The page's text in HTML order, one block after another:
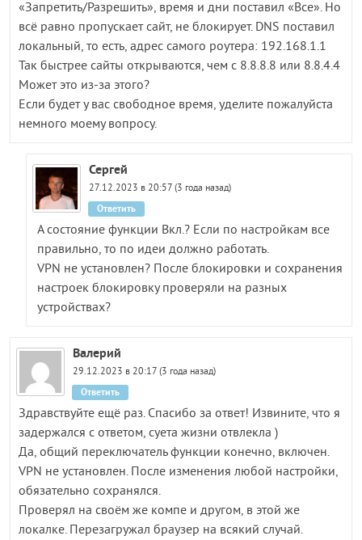
«Запретить/Разрешить», время и дни поставил «Все». Но
всё равно пропускает сайт, не блокирует. DNS поставил
локальный, то есть, адрес самого роутера: 192.168.1.1
Так быстрее сайты открываются, чем с 8.8.8.8 или 8.8.4.4
Может это из-за этого?
Если будет у вас свободное время, уделите пожалуйста
немного моему вопросу.
Сергей
27.12.2023 в 20:57 (3 года назад)
А состояние функции Вкл.? Если по настройкам все
правильно, то по идеи должно работать.
VPN не установлен? После блокировки и сохранения
настроек блокировку проверяли на разных
устройствах?
Ответить
Валерий
29.12.2023 в 20:17 (3 года назад)
Здравствуйте ещё раз. Спасибо за ответ! Извините, что я
задержался с ответом, суета жизни отвлекла )
Да, общий переключатель функции конечно, включен.
VPN не установлен. После изменения любой настройки,
обязательно сохранялся.
Проверял на своём же компе и другом, в этой же
локалке. Перезагружал браузер на всякий случай.
Ответить